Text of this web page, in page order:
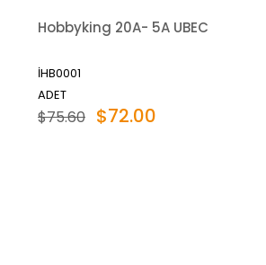
Hobbyking 20A- 5A UBEC
İHB0001
ADET
$72.00
$75.60